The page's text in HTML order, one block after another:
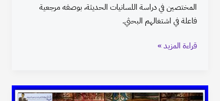
المختصين في دراسة اللسانيات الحديثة، بوصفه مرجعية
فاعلة في اشتغالهم البحثي.
قراءة المزيد »
نسق